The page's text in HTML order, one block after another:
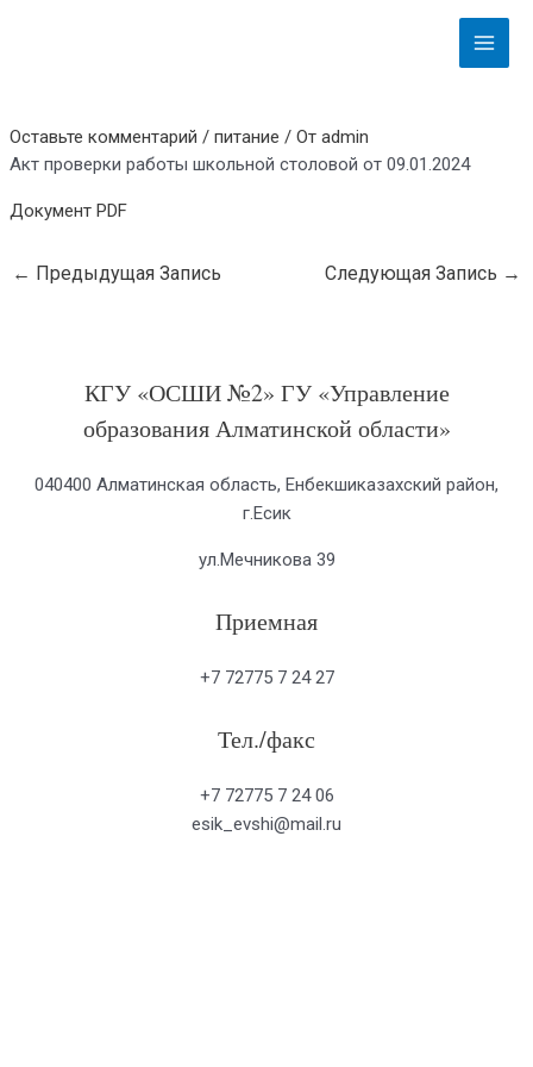
Main
Menu
Оставьте комментарий /питание / Отadmin
Акт проверки работы школьной столовой от 09.01.2024
Документ PDF
← Предыдущая Запись Следующая Запись →
КГУ «ОСШИ №2» ГУ «Управление
образования Алматинской области»
040400 Алматинская область, Енбекшиказахский район,
г.Есик
ул.Мечникова 39
Приемная
+7 72775 7 24 27
Тел./факс
+7 72775 7 24 06
esik_evshi@mail.ru